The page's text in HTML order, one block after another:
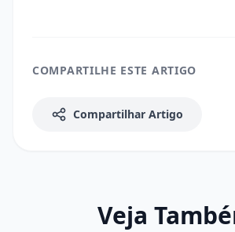
COMPARTILHE ESTE ARTIGO
Compartilhar Artigo
Veja